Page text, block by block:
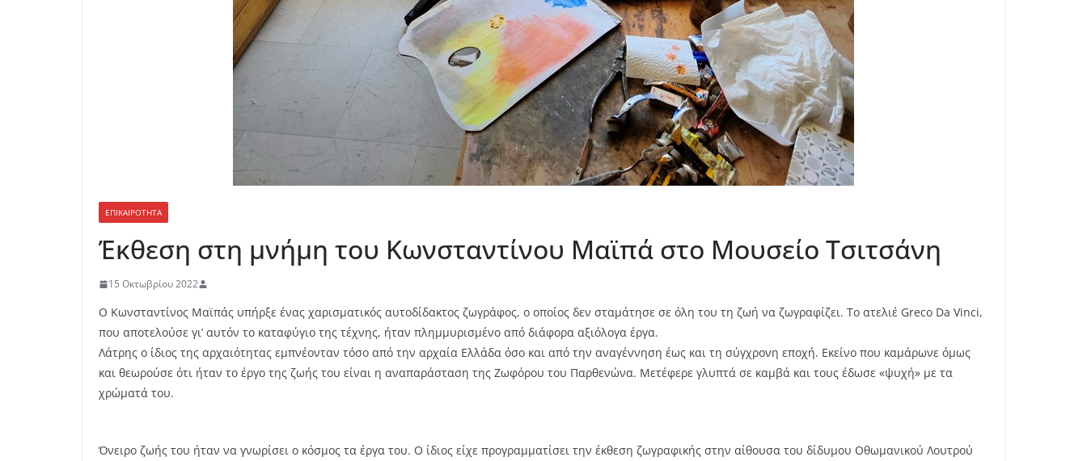
ΕΠΙΚΑΙΡΟΤΗΤΑ
Έκθεση στη μνήμη του Κωνσταντίνου Μαϊπά στο Μουσείο Τσιτσάνη
15 Οκτωβρίου 2022
Ο Κωνσταντίνος Μαϊπάς υπήρξε ένας χαρισματικός αυτοδίδακτος ζωγράφος, ο οποίος δεν σταμάτησε σε όλη του τη ζωή να ζωγραφίζει. Το ατελιέ Greco Da Vinci,
που αποτελούσε γι’ αυτόν το καταφύγιο της τέχνης, ήταν πλημμυρισμένο από διάφορα αξιόλογα έργα.
Λάτρης ο ίδιος της αρχαιότητας εμπνέονταν τόσο από την αρχαία Ελλάδα όσο και από την αναγέννηση έως και τη σύγχρονη εποχή. Εκείνο που καμάρωνε όμως
και θεωρούσε ότι ήταν το έργο της ζωής του είναι η αναπαράσταση της Ζωφόρου του Παρθενώνα. Μετέφερε γλυπτά σε καμβά και τους έδωσε «ψυχή» με τα
χρώματά του.
Όνειρο ζωής του ήταν να γνωρίσει ο κόσμος τα έργα του. Ο ίδιος είχε προγραμματίσει την έκθεση ζωγραφικής στην αίθουσα του δίδυμου Οθωμανικού Λουτρού